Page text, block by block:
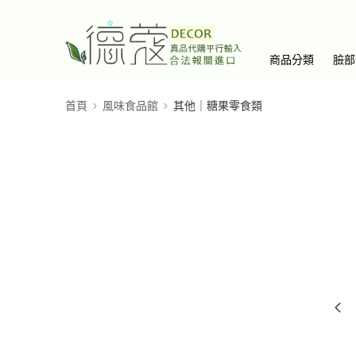
商品分類 臉
首頁 風味食品館 其他｜糖果零食類